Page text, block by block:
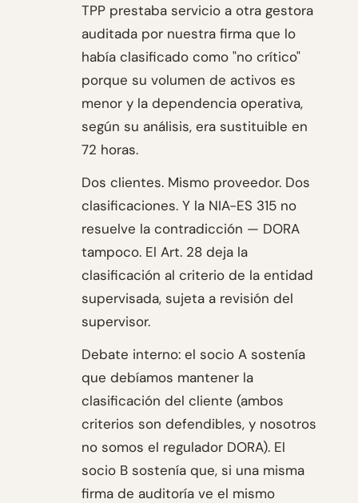
TPP prestaba servicio a otra gestora
auditada por nuestra firma que lo
había clasificado como "no crítico"
porque su volumen de activos es
menor y la dependencia operativa,
según su análisis, era sustituible en
72 horas.
Dos clientes. Mismo proveedor. Dos
clasificaciones. Y la NIA-ES 315 no
resuelve la contradicción — DORA
tampoco. El Art. 28 deja la
clasificación al criterio de la entidad
supervisada, sujeta a revisión del
supervisor.
Debate interno: el socio A sostenía
que debíamos mantener la
clasificación del cliente (ambos
criterios son defendibles, y nosotros
no somos el regulador DORA). El
socio B sostenía que, si una misma
firma de auditoría ve el mismo